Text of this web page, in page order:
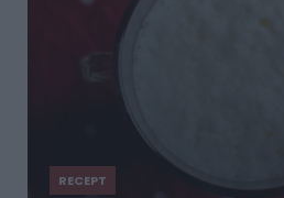
RECEPT